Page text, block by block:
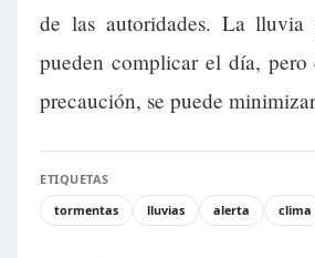
de las autoridades. La lluvia
pueden complicar el día,
precaución, se puede
ETIQUETAS
tormentas
lluvias alerta clima